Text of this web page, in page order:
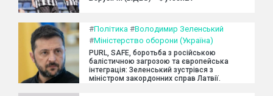
#Політика #Володимир Зеленський
#Міністерство оборони (Україна)
PURL, SAFE, боротьба з російською
балістичною загрозою та європейська
інтеграція: Зеленський зустрівся з
міністром закордонних справ Латвії.